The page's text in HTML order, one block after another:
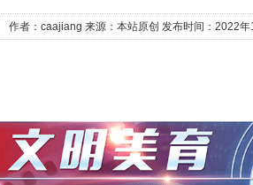
作者： caajiang 来源： 本站原创 发布时间：2022